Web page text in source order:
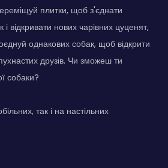
плитки, щоб з'єднати
відкривати нових чарівних цуценят,
однакових собак, щоб відкрити
друзів. Чи зможеш ти
собаки?
так і на настільних